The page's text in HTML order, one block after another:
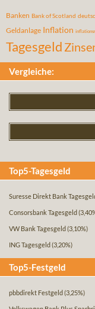
Banken Bank of Scotland
Geldanlage Inflation
Tagesgeld
Vergleiche:
Top5-Tagesgeld
Suresse Direkt Bank
Consorsbank Tagesgeld
VW Bank Tagesgeld (3,10%)
ING Tagesgeld (3,20%)
Top5-Festgeld
pbbdirekt Festgeld (3,25%)